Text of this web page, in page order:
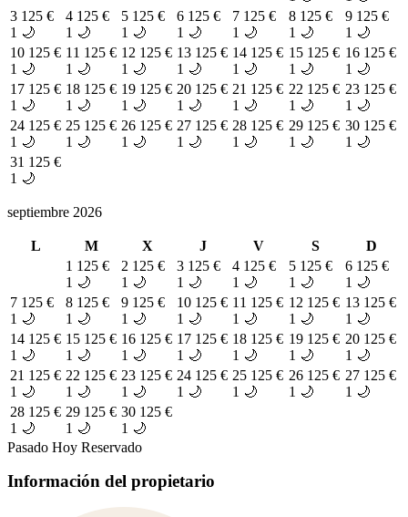
3 125 €
1 🌙
4 125 €
1 🌙
5 125 €
1 🌙
6 125 €
1 🌙
7 125 €
1 🌙
8 125 €
1 🌙
9 125 €
1 🌙
10 125 €
1 🌙
11 125 €
1 🌙
12 125 €
1 🌙
13 125 €
1 🌙
14 125 €
1 🌙
15 125 €
1 🌙
16 125 €
1 🌙
17 125 €
1 🌙
18 125 €
1 🌙
19 125 €
1 🌙
20 125 €
1 🌙
21 125 €
1 🌙
22 125 €
1 🌙
23 125 €
1 🌙
24 125 €
1 🌙
25 125 €
1 🌙
26 125 €
1 🌙
27 125 €
1 🌙
28 125 €
1 🌙
29 125 €
1 🌙
30 125 €
1 🌙
31 125 €
1 🌙
septiembre 2026
L M X J V S
D
1 125 €
1 🌙
2 125 €
1 🌙
3 125 €
1 🌙
4 125 €
1 🌙
5 125 €
1 🌙
6 125 €
1 🌙
7 125 €
1 🌙
8 125 €
1 🌙
9 125 €
1 🌙
10 125 €
1 🌙
11 125 €
1 🌙
12 125 €
1 🌙
13 125 €
1 🌙
14 125 €
1 🌙
15 125 €
1 🌙
16 125 €
1 🌙
17 125 €
1 🌙
18 125 €
1 🌙
19 125 €
1 🌙
20 125 €
1 🌙
21 125 €
1 🌙
22 125 €
1 🌙
23 125 €
1 🌙
24 125 €
1 🌙
25 125 €
1 🌙
26 125 €
1 🌙
27 125 €
1 🌙
28 125 €
1 🌙
29 125 €
1 🌙
30 125 €
1 🌙
Pasado Hoy Reservado
Información del propietario